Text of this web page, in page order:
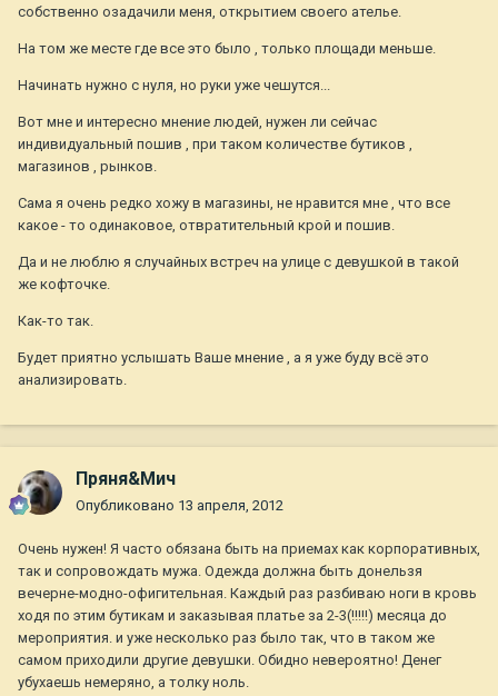
собственно озадачили меня, открытием своего ателье.
На том же месте где все это было , только площади меньше.
Начинать нужно с нуля, но руки уже чешутся...
Вот мне и интересно мнение людей, нужен ли сейчас
индивидуальный пошив , при таком количестве бутиков ,
магазинов , рынков.
Сама я очень редко хожу в магазины, не нравится мне , что все
какое - то одинаковое, отвратительный крой и пошив.
Да и не люблю я случайных встреч на улице с девушкой в такой
же кофточке.
Как-то так.
Будет приятно услышать Ваше мнение , а я уже буду всё это
анализировать.
Пряня&Мич
Опубликовано 13 апреля, 2012
Очень нужен! Я часто обязана быть на приемах как корпоративных,
так и сопровождать мужа. Одежда должна быть донельзя
вечерне-модно-офигительная. Каждый раз разбиваю ноги в кровь
ходя по этим бутикам и заказывая платье за 2-3(!!!!!) месяца до
мероприятия. и уже несколько раз было так, что в таком же
самом приходили другие девушки. Обидно невероятно! Денег
убухаешь немеряно, а толку ноль.